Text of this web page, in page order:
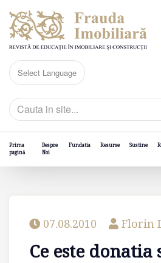
Prima
pagină
Despre
Noi
Fundatia Resurse Sustine
07.08.2010 Florin
Ce este